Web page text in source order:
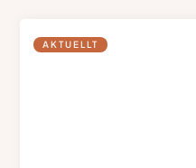
AKTUELLT